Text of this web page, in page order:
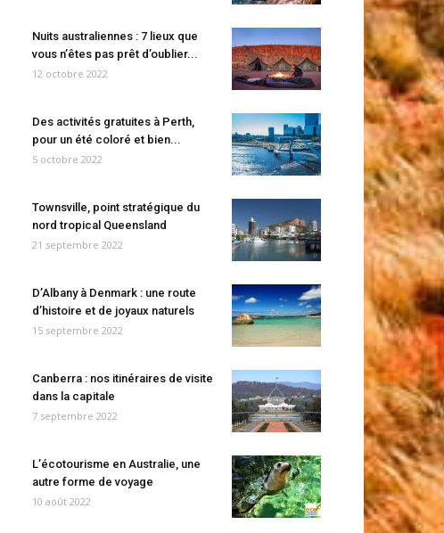
Nuits australiennes : 7 lieux que
vous n’êtes pas prêt d’oublier...
12 octobre 2022
Des activités gratuites à Perth,
pour un été coloré et bien...
5 octobre 2022
Townsville, point stratégique du
nord tropical Queensland
21 septembre 2022
D’Albany à Denmark : une route
d’histoire et de joyaux naturels
15 septembre 2022
Canberra : nos itinéraires de visite
dans la capitale
7 septembre 2022
L’écotourisme en Australie, une
autre forme de voyage
10 août 2022